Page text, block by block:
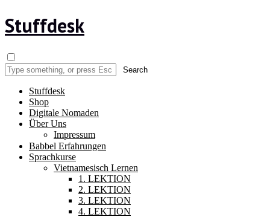
Stuffdesk
Stuffdesk
Shop
Digitale Nomaden
Über Uns
Impressum
Babbel Erfahrungen
Sprachkurse
Vietnamesisch Lernen
1. LEKTION
2. LEKTION
3. LEKTION
4. LEKTION